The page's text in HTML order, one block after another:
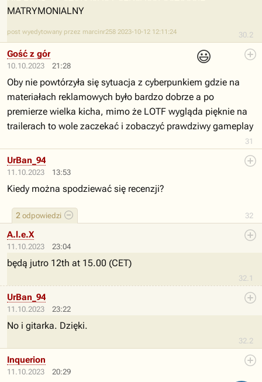
30.2
MATRYMONIALNY
post wyedytowany przez marcinr258 2023-10-12 12:11:24
10.10.2023 21:28
😃
31
Gość z gór
Oby nie powtórzyła się sytuacja z cyberpunkiem gdzie na
materiałach reklamowych było bardzo dobrze a po
premierze wielka kicha, mimo że LOTF wygląda pięknie na
trailerach to wole zaczekać i zobaczyć prawdziwy gameplay
11.10.2023 13:53
32
2 odpowiedzi
UrBan_94
Kiedy można spodziewać się recenzji?
11.10.2023 23:04
32.1
A.l.e.X
będą jutro 12th at 15.00 (CET)
11.10.2023 23:22
32.2
UrBan_94
No i gitarka. Dzięki.
11.10.2023 20:29
Inquerion